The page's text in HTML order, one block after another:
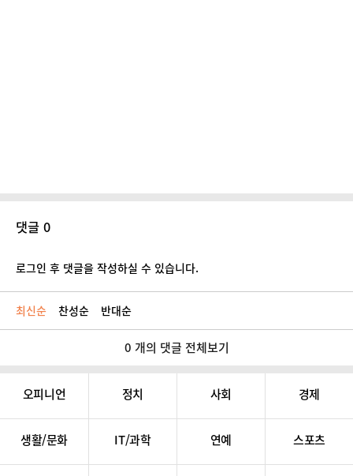
댓글 0
로그인 후 댓글을 작성하실 수 있습니다.
최신순 찬성순 반대순
0 개의 댓글 전체보기
오피니언 정치 사회 경제
생활/문화 IT/과학 연예 스포츠